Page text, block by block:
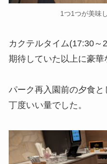
1つ1つが美味
カクテルタイム(17:30～
期待していた以上に豪華
パーク再入園前の夕食と
丁度いい量でした。